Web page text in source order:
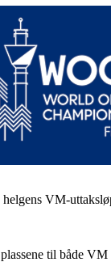
helgens VM-
til både